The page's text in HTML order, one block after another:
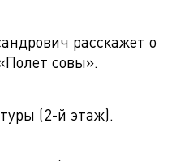
расскажет о
совы».
(2-й этаж).